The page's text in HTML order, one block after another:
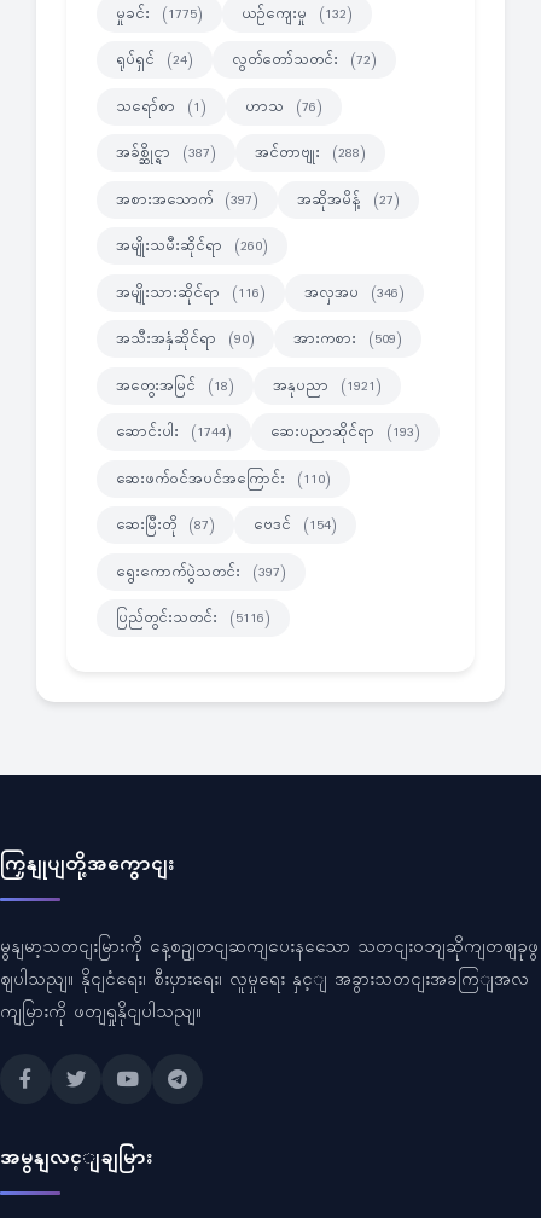
မှုခင်း (1775) ယဉ်ကျေးမှု (132)
ရုပ်ရှင် (24) လွတ်တော်သတင်း (72)
သရော်စာ (1) ဟာသ (76)
အခ်စ္ဆိုင္ရာ (387) အင်တာဗျုး (288)
အစားအသောက် (397) အဆိုအမိန့် (27)
အမျိုးသမီးဆိုင်ရာ (260)
အမျိုးသားဆိုင်ရာ (116) အလှအပ (346)
အသီးအနှံဆိုင်ရာ (90) အားကစား (509)
အတွေးအမြင် (18) အနုပညာ (1921)
ဆောင်းပါး (1744) ဆေးပညာဆိုင်ရာ (193)
ဆေးဖက်ဝင်အပင်အကြောင်း (110)
ဆေးမြီးတို (87) ဗေဒင် (154)
ရွေးကောက်ပွဲသတင်း (397)
ပြည်တွင်းသတင်း (5116)
ကြှနျုပျတို့အကွောငျး
မွနျမာ့သတငျးမြားကို နေ့စဥျတငျဆကျပေးနသေော သတငျးဝဘျဆိုကျတဈခုဖွ
ဈပါသညျ။ နိုငျငံရေး၊ စီးပှားရေး၊ လူမှုရေး နှင့ျ အခွားသတငျးအခကြျအလ
ကျမြားကို ဖတျရှုနိုငျပါသညျ။
အမွနျလင့ျချမြား